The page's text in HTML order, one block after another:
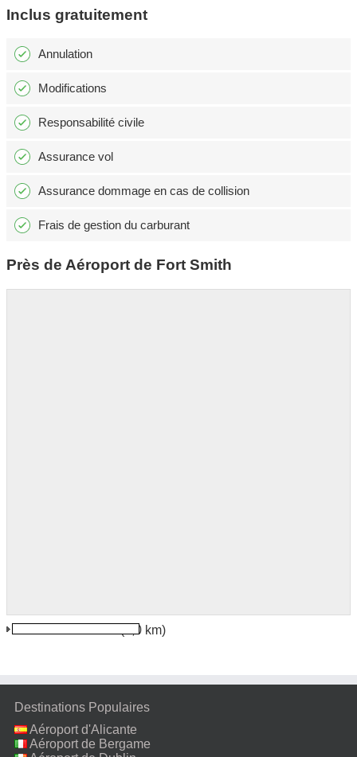
Inclus gratuitement
Annulation
Modifications
Responsabilité civile
Assurance vol
Assurance dommage en cas de collision
Frais de gestion du carburant
Près de Aéroport de Fort Smith
(8,0 km)
Destinations Populaires
Aéroport d'Alicante
Aéroport de Bergame